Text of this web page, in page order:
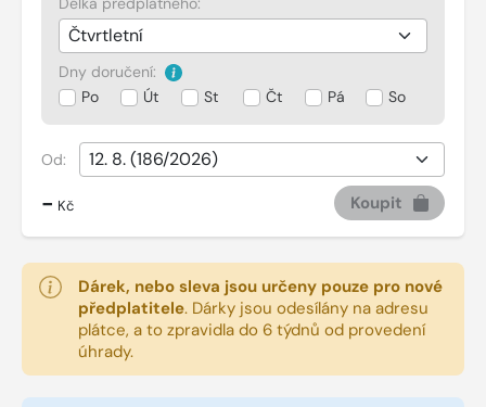
Dny doručení:
Po
Út St Čt Pá So
Od:
- Kč Koupit
Dárek, nebo sleva jsou určeny pouze pro nové
předplatitele. Dárky jsou odesílány na adresu
plátce, a to zpravidla do 6 týdnů od provedení
úhrady.